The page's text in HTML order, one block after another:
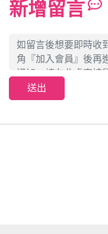
新增留言
送出